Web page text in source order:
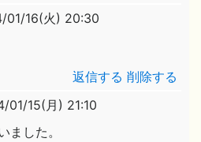
01/16(火) 20:30
返信する 削除する
01/15(月) 21:10
ました。